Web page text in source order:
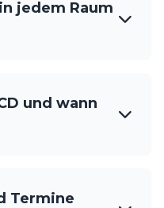
jedem Raum
und wann
Termine